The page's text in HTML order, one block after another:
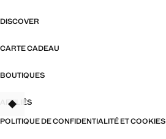
DISCOVER
CARTE CADEAU
BOUTIQUES
AFFILIÉS
POLITIQUE DE CONFIDENTIALITÉ ET COOKIES